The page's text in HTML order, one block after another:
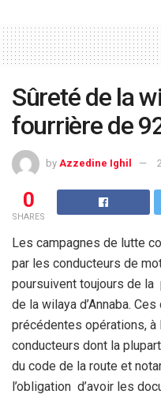
Sûreté de la
fourrière de
by Azzedine Ighil
0
SHARES
Les campagnes de lutte
par les conducteurs de
poursuivent toujours de la
de la wilaya d’Annaba.
précédentes opérations,
conducteurs dont la
du code de la route et
l’obligation d’avoir les